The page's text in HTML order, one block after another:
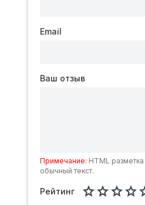
Email
Ваш отзыв
Примечание: HTML
обычный текст.
Рейтинг 